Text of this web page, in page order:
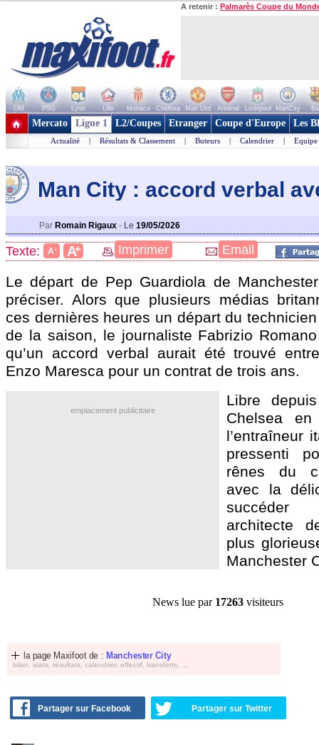
A retenir : Palmarès Coupe du
OM PSG Lyon Lille Monaco Chelsea Man Utd Arsenal Liverpool ManCity
+ de clubs
Mercato Ligue 1 L2/Coupes Etranger Coupe d'Europe Les
Actualité | Résultats & Classement | Buteurs | Calendrier | Equipe
Man City : accord verbal
Par Romain Rigaux - Le 19/05/2026
Texte: A- A+ Imprimer Email
Le départ de Pep Guardiola de
préciser. Alors que plusieurs médias
ces dernières heures un départ du
de la saison, le journaliste Fabrizio
qu’un accord verbal aurait été trouvé
Enzo Maresca pour un contrat de trois ans.
emplacement publicitaire
Libre
Chelsea en
l’entraîneur
pressenti
rênes du
avec la
succéder
architecte
plus
Manchester
News lue par 17263 visiteurs
la page Maxifoot de : Manchester City
bilan, stats, résultats, calendrier, effectif, transferts, ...
Partager sur Facebook Partager sur Twitter